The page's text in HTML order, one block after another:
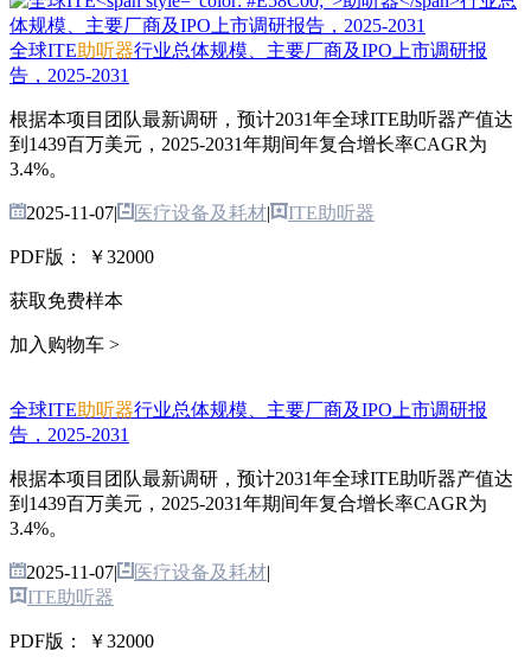
全球ITE助听器行业总体规模、主要厂商及IPO上市调研报
告，2025-2031
根据本项目团队最新调研，预计2031年全球ITE助听器产值达
到1439百万美元，2025-2031年期间年复合增长率CAGR为
3.4%。
2025-11-07| 医疗设备及耗材| ITE助听器
PDF版： ￥32000
获取免费样本
加入购物车 >
全球ITE助听器行业总体规模、主要厂商及IPO上市调研报
告，2025-2031
根据本项目团队最新调研，预计2031年全球ITE助听器产值达
到1439百万美元，2025-2031年期间年复合增长率CAGR为
3.4%。
2025-11-07| 医疗设备及耗材|
ITE助听器
PDF版： ￥32000